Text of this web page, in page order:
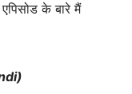
के बारे मैं